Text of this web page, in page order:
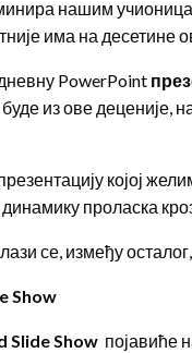
нашим
има на десетине
PowerPoint
из ове деценије,
којој
проласка
се, између
Show
Slide Show појавиће